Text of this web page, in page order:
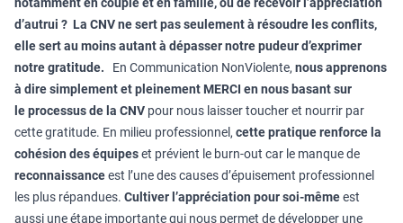
d’autrui ? La CNV ne sert pas seulement à résoudre les conflits,
elle sert au moins autant à dépasser notre pudeur d’exprimer
notre gratitude. En Communication NonViolente, nous apprenons
à dire simplement et pleinement MERCI en nous basant sur
leprocessus de la CNV pour nous laisser toucher et nourrir par
cette gratitude. En milieu professionnel, cette pratique renforce la
cohésion des équipeset prévient le burn-out car le manque de
reconnaissanceest l’une des causes d’épuisement professionnel
les plus répandues. Cultiver l’appréciation pour soi-mêmeest
aussi une étape importante qui nous permet de développer une